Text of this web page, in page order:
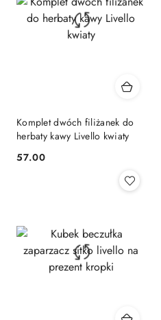
Komplet dwóch filiżanek do
herbaty kawy Livello kwiaty
Cena:
57.00